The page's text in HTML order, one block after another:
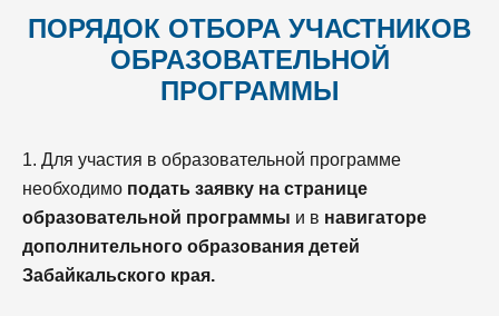
ПОРЯДОК ОТБОРА УЧАСТНИКОВ
ОБРАЗОВАТЕЛЬНОЙ
ПРОГРАММЫ
1. Для участия в образовательной программе
необходимо подать заявку на странице
образовательной программы и в навигаторе
дополнительного образования детей
Забайкальского края.